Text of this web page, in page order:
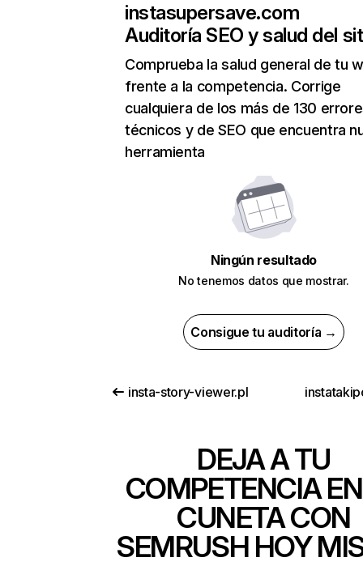
instasupersave.com
Auditoría SEO y salud del
Comprueba la salud general de tu
frente a la competencia. Corrige
cualquiera de los más de 130
técnicos y de SEO que encuentra
herramienta
Ningún resultado
No tenemos datos que mostrar.
Consigue tu auditoría →
insta-story-viewer.pl
DEJA A TU
COMPETENCIA
CUNETA CON
SEMRUSH HOY